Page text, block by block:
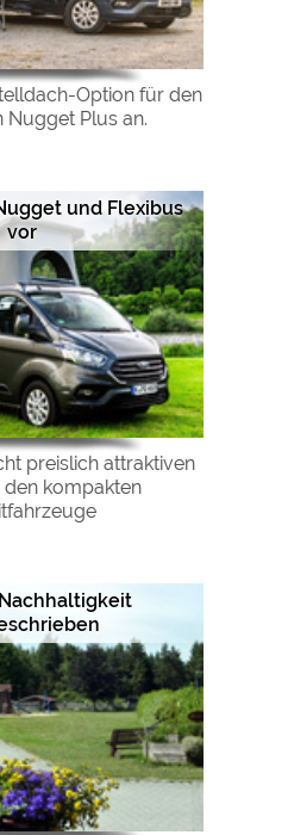
Option für den
Plus an.
und Flexibus
vor
preislich attraktiven
den kompakten